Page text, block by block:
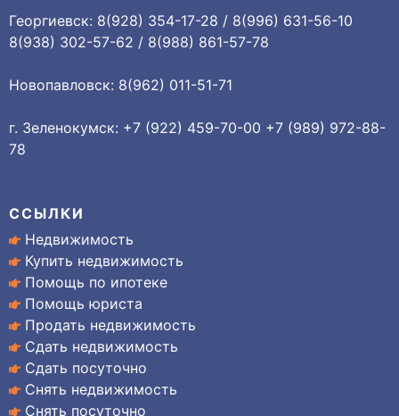
Георгиевск: 8(928) 354-17-28 / 8(996) 631-56-10
8(938) 302-57-62 / 8(988) 861-57-78
Новопавловск: 8(962) 011-51-71
г. Зеленокумск: +7 (922) 459-70-00 +7 (989) 972-88-
78
ССЫЛКИ
Недвижимость
Купить недвижимость
Помощь по ипотеке
Помощь юриста
Продать недвижимость
Сдать недвижимость
Сдать посуточно
Снять недвижимость
Снять посуточно